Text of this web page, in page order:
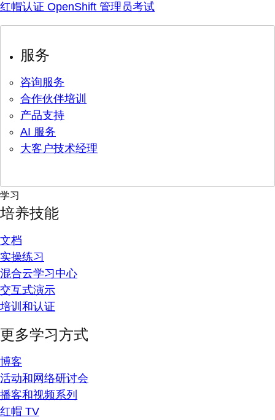
红帽认证 OpenShift 管理员考试
服务
咨询服务
合作伙伴培训
产品支持
AI 服务
大客户技术经理
学习
培养技能
文档
实操练习
混合云学习中心
交互式演示
培训和认证
更多学习方式
博客
活动和网络研讨会
播客和视频系列
红帽 TV